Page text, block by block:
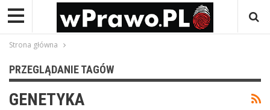
Strona główna
PRZEGLĄDANIE TAGÓW
GENETYKA